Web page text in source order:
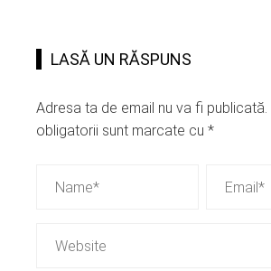
LASĂ UN RĂSPUNS
Adresa ta de email nu va fi publicată.
obligatorii sunt marcate cu *